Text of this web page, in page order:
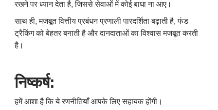
रखने पर ध्यान देता है,जिससे सेवाओं में कोई बाधा ना आए।
साथ ही,मजबूत वित्तीय प्रबंधन प्रणाली पारदर्शिता बढ़ाती है,फंड
ट्रैकिंग को बेहतर बनाती है और दानदाताओं का विश्वास मजबूत करती
है।
निष्कर्ष:
हमें आशा है कि ये रणनीतियाँ आपके लिए सहायक होंगी।